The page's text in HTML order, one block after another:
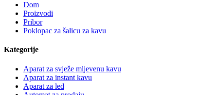
Dom
Proizvodi
Pribor
Poklopac za šalicu za kavu
Kategorije
Aparat za svježe mljevenu kavu
Aparat za instant kavu
Aparat za led